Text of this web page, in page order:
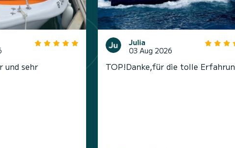
und sehr
Julia
03 Aug 2026
TOP!Danke,für die tolle